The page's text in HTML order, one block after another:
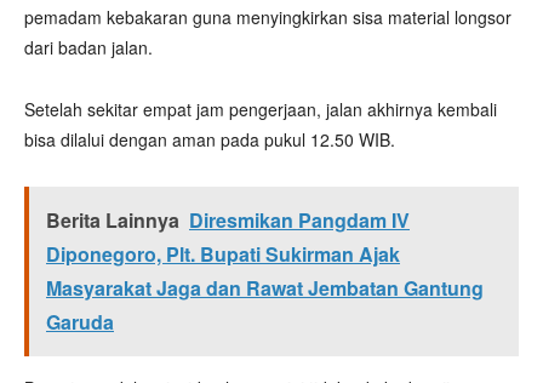
pemadam kebakaran guna menyingkirkan sisa material longsor
dari badan jalan.
Setelah sekitar empat jam pengerjaan, jalan akhirnya kembali
bisa dilalui dengan aman pada pukul 12.50 WIB.
Berita Lainnya Diresmikan Pangdam IV
Diponegoro, Plt. Bupati Sukirman Ajak
Masyarakat Jaga dan Rawat Jembatan Gantung
Garuda